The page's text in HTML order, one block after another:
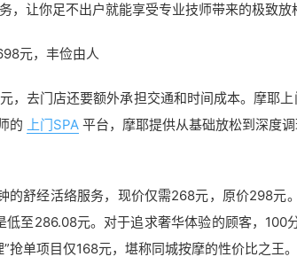
让你足不出户就能享受专业技师带来的极致放
元，丰俭由人
，去门店还要额外承担交通和时间成本。摩耶
的 上门SPA 平台，摩耶提供从基础放松到深度
的舒经活络服务，现价仅需268元，原价298元
至286.08元。对于追求奢华体验的顾客，100
单项目仅168元，堪称同城按摩的性价比之王。